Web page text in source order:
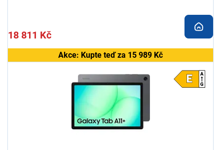
18 811 Kč
Akce: Kupte teď za 15 989 Kč